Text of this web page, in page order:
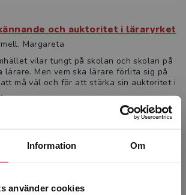
Information Om
använder cookies
och auktoritet i läraryrket
Margareta
vilar tungt på skolan och skolan på
lärare. Men vem ska lärare förlita sig på
må väl och för att stärka sin auktoritet i
moms: 267 kr
Margareta